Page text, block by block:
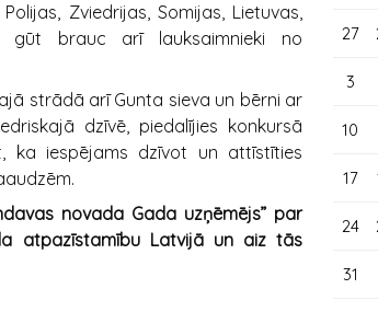
Polijas, Zviedrijas, Somijas, Lietuvas,
gūt brauc arī lauksaimnieki no
strādā arī Gunta sieva un bērni ar
dzīvē, piedalījies konkursā
ka iespējams dzīvot un attīstīties
paaudzēm.
novada Gada uzņēmējs” par
atpazīstamību Latvijā un aiz tās
27
3
10
17
24
31